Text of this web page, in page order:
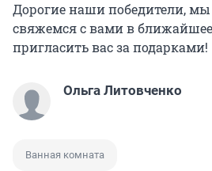
Дорогие наши победители, мы
свяжемся с вами в
пригласить вас за подарками!
Ольга Литовченко
Ванная комната